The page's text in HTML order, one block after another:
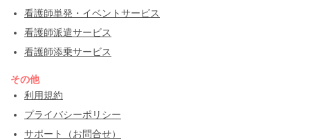
看護師単発・イベントサービス
看護師派遣サービス
看護師添乗サービス
その他
利用規約
プライバシーポリシー
サポート（お問合せ）